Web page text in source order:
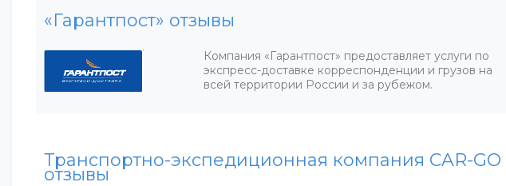
«Гарантпост» отзывы
Компания «Гарантпост» предоставляет услуги по
экспресс-доставке корреспонденции и грузов на
всей территории России и за рубежом.
Транспортно-экспедиционная компания CAR-GO
отзывы